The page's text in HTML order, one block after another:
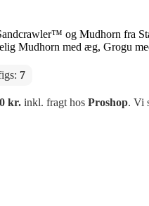
og Mudhorn fra
Mudhorn med æg, Grogu
7
kr.inkl. fragt hos Proshop. Vi